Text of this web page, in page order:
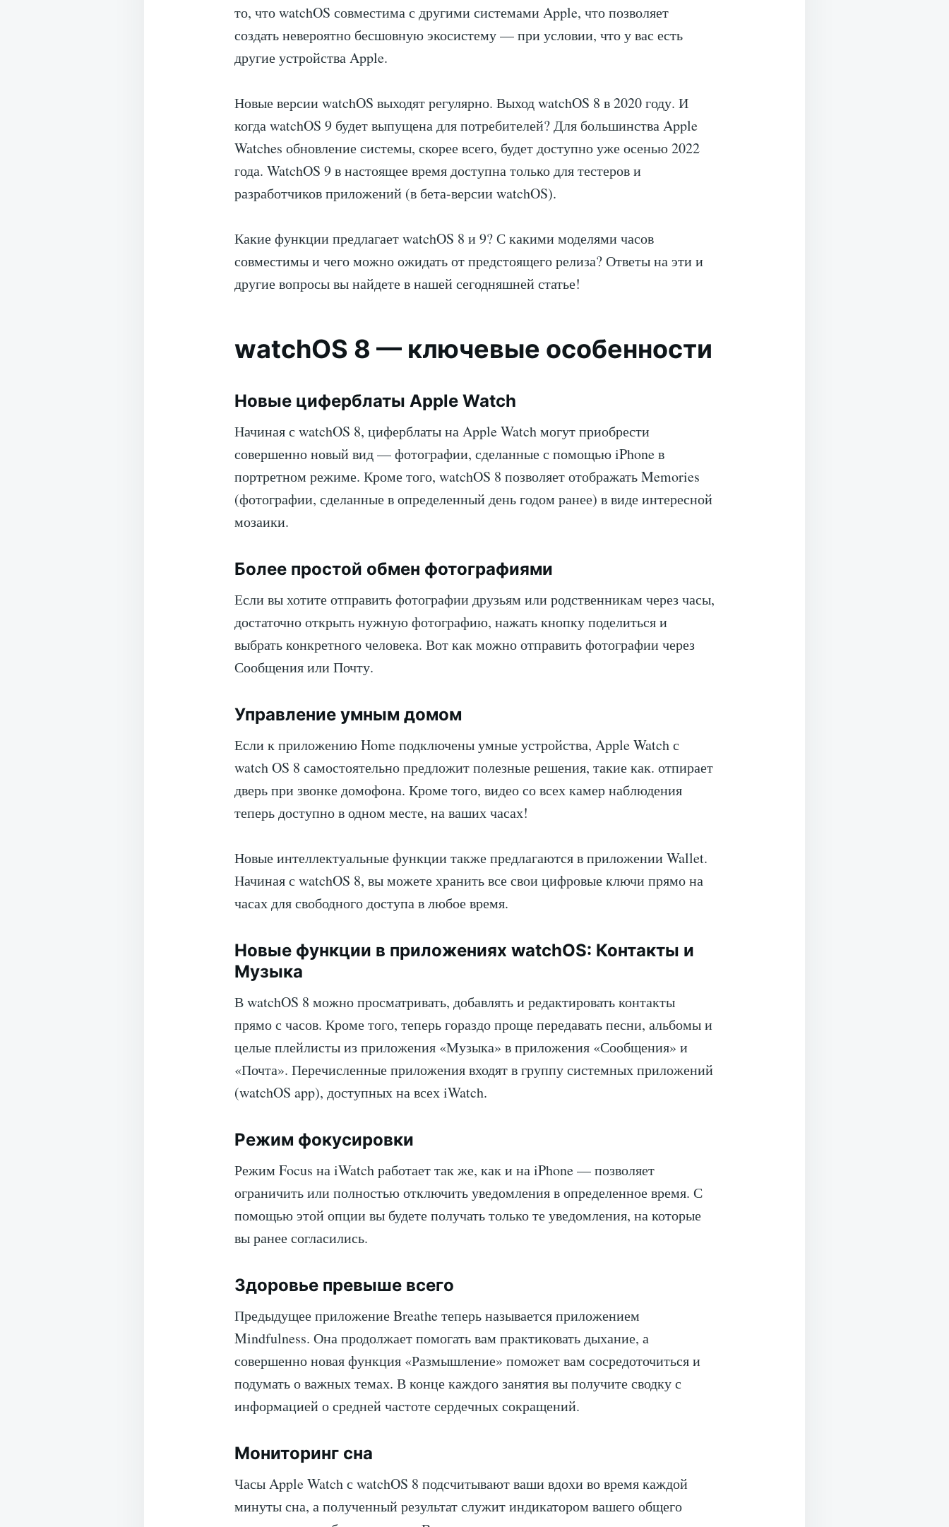
то, что watchOS совместима с другими системами Apple, что позволяет
создать невероятно бесшовную экосистему — при условии, что у вас есть
другие устройства Apple.
Новые версии watchOS выходят регулярно. Выход watchOS 8 в 2020 году. И
когда watchOS 9 будет выпущена для потребителей? Для большинства Apple
Watches обновление системы, скорее всего, будет доступно уже осенью 2022
года. WatchOS 9 в настоящее время доступна только для тестеров и
разработчиков приложений (в бета-версии watchOS).
Какие функции предлагает watchOS 8 и 9? С какими моделями часов
совместимы и чего можно ожидать от предстоящего релиза? Ответы на эти и
другие вопросы вы найдете в нашей сегодняшней статье!
watchOS 8 — ключевые особенности
Новые циферблаты Apple Watch
Начиная с watchOS 8, циферблаты на Apple Watch могут приобрести
совершенно новый вид — фотографии, сделанные с помощью iPhone в
портретном режиме. Кроме того, watchOS 8 позволяет отображать Memories
(фотографии, сделанные в определенный день годом ранее) в виде интересной
мозаики.
Более простой обмен фотографиями
Если вы хотите отправить фотографии друзьям или родственникам через часы,
достаточно открыть нужную фотографию, нажать кнопку поделиться и
выбрать конкретного человека. Вот как можно отправить фотографии через
Сообщения или Почту.
Управление умным домом
Если к приложению Home подключены умные устройства, Apple Watch с
watch OS 8 самостоятельно предложит полезные решения, такие как. отпирает
дверь при звонке домофона. Кроме того, видео со всех камер наблюдения
теперь доступно в одном месте, на ваших часах!
Новые интеллектуальные функции также предлагаются в приложении Wallet.
Начиная с watchOS 8, вы можете хранить все свои цифровые ключи прямо на
часах для свободного доступа в любое время.
Новые функции в приложениях watchOS: Контакты и
Музыка
В watchOS 8 можно просматривать, добавлять и редактировать контакты
прямо с часов. Кроме того, теперь гораздо проще передавать песни, альбомы и
целые плейлисты из приложения «Музыка» в приложения «Сообщения» и
«Почта». Перечисленные приложения входят в группу системных приложений
(watchOS app), доступных на всех iWatch.
Режим фокусировки
Режим Focus на iWatch работает так же, как и на iPhone — позволяет
ограничить или полностью отключить уведомления в определенное время. С
помощью этой опции вы будете получать только те уведомления, на которые
вы ранее согласились.
Здоровье превыше всего
Предыдущее приложение Breathe теперь называется приложением
Mindfulness. Она продолжает помогать вам практиковать дыхание, а
совершенно новая функция «Размышление» поможет вам сосредоточиться и
подумать о важных темах. В конце каждого занятия вы получите сводку с
информацией о средней частоте сердечных сокращений.
Мониторинг сна
Часы Apple Watch с watchOS 8 подсчитывают ваши вдохи во время каждой
минуты сна, а полученный результат служит индикатором вашего общего